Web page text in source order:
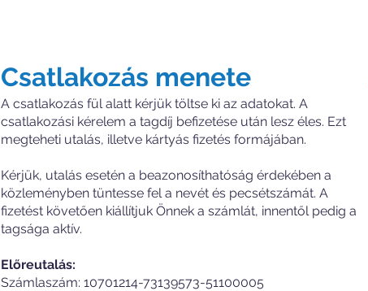
Csatlakozás menete
A csatlakozás fül alatt kérjük töltse ki az adatokat. A
csatlakozási kérelem a tagdíj befizetése után lesz éles. Ezt
megteheti utalás, illetve kártyás fizetés formájában.
Kérjük, utalás esetén a beazonosíthatóság érdekében a
közleményben tüntesse fel a nevét és pecsétszámát. A
fizetést követően kiállítjuk Önnek a számlát, innentől pedig a
tagsága aktív.
Előreutalás:
Számlaszám: 10701214-73139573-51100005